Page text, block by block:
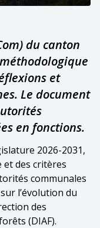
du canton
et
Le document
en fonctions.
2026-2031,
et des critères
communales
l’évolution du
des
(DIAF).